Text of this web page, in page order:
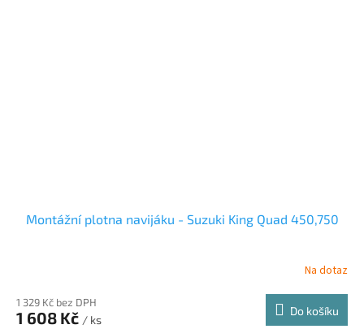
Montážní plotna navijáku - Suzuki King Quad 450,750
Na dotaz
1 329 Kč bez DPH
1 608 Kč / ks
Do košíku